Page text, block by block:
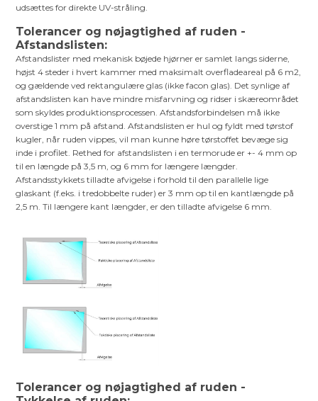
udsættes for direkte UV-stråling.
Tolerancer og nøjagtighed af ruden -
Afstandslisten:
Afstandslister med mekanisk bøjede hjørner er samlet langs siderne,
højst 4 steder i hvert kammer med maksimalt overfladeareal på 6 m2,
og gældende ved rektangulære glas (ikke facon glas). Det synlige af
afstandslisten kan have mindre misfarvning og ridser i skæreområdet
som skyldes produktionsprocessen. Afstandsforbindelsen må ikke
overstige 1 mm på afstand. Afstandslisten er hul og fyldt med tørstof
kugler, når ruden vippes, vil man kunne høre tørstoffet bevæge sig
inde i profilet. Rethed for afstandslisten i en termorude er +- 4 mm op
til en længde på 3,5 m, og 6 mm for længere længder.
Afstandsstykkets tilladte afvigelse i forhold til den parallelle lige
glaskant (f.eks. i tredobbelte ruder) er 3 mm op til en kantlængde på
2,5 m. Til længere kant længder, er den tilladte afvigelse 6 mm.
Tolerancer og nøjagtighed af ruden -